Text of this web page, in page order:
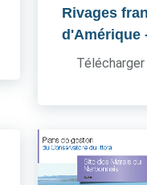
Rivages
d'Amérique